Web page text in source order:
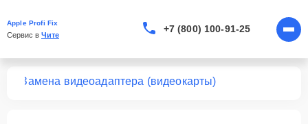
Apple Profi Fix
Сервис в Чите
+7 (800) 100-91-25
Замена видеоадаптера (видеокарты)